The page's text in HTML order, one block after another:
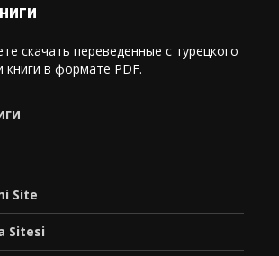
скачать переведенные с турецкого
книги в формате PDF.
Site
Sitesi